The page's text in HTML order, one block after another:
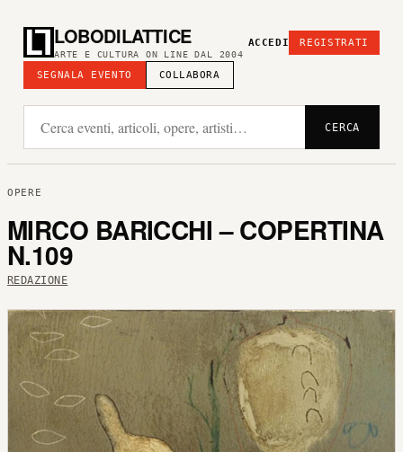
LOBODILATTICE
ARTE E CULTURA ON LINE DAL 2004
SEGNALA EVENTO COLLABORA
ACCEDI REGISTRATI
CERCA
OPERE
MIRCO BARICCHI – COPERTINA
N.109
REDAZIONE